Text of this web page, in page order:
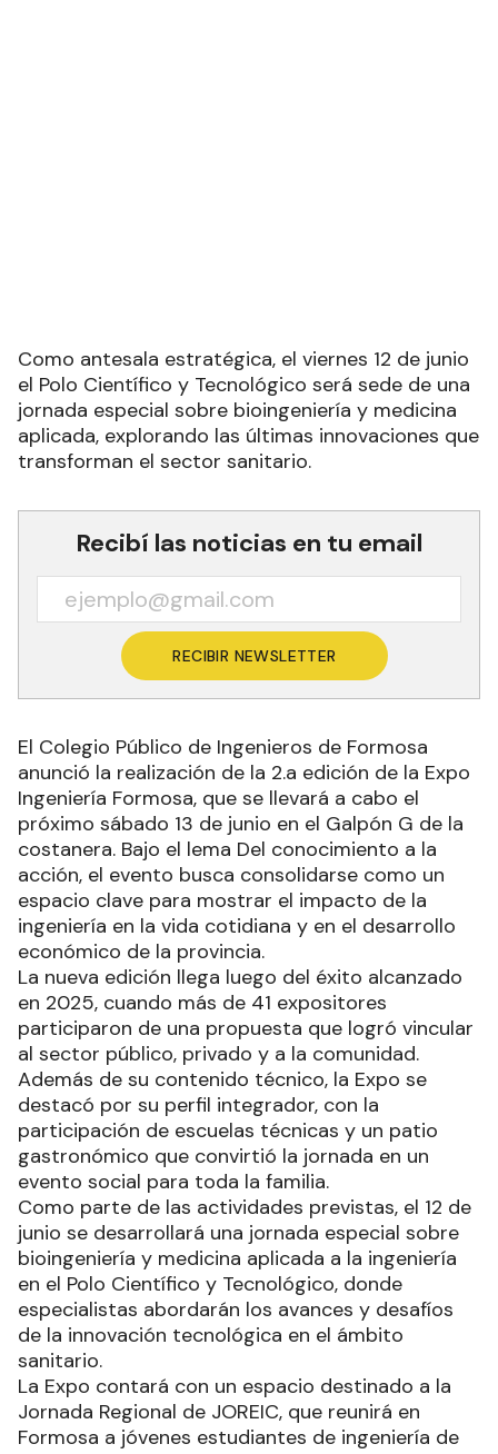
Como antesala estratégica, el viernes 12 de junio
el Polo Científico y Tecnológico será sede de una
jornada especial sobre bioingeniería y medicina
aplicada, explorando las últimas innovaciones que
transforman el sector sanitario.
Recibí las noticias en tu email
RECIBIR NEWSLETTER
El Colegio Público de Ingenieros de Formosa
anunció la realización de la 2.a edición de la Expo
Ingeniería Formosa, que se llevará a cabo el
próximo sábado 13 de junio en el Galpón G de la
costanera. Bajo el lema Del conocimiento a la
acción, el evento busca consolidarse como un
espacio clave para mostrar el impacto de la
ingeniería en la vida cotidiana y en el desarrollo
económico de la provincia.
La nueva edición llega luego del éxito alcanzado
en 2025, cuando más de 41 expositores
participaron de una propuesta que logró vincular
al sector público, privado y a la comunidad.
Además de su contenido técnico, la Expo se
destacó por su perfil integrador, con la
participación de escuelas técnicas y un patio
gastronómico que convirtió la jornada en un
evento social para toda la familia.
Como parte de las actividades previstas, el 12 de
junio se desarrollará una jornada especial sobre
bioingeniería y medicina aplicada a la ingeniería
en el Polo Científico y Tecnológico, donde
especialistas abordarán los avances y desafíos
de la innovación tecnológica en el ámbito
sanitario.
La Expo contará con un espacio destinado a la
Jornada Regional de JOREIC, que reunirá en
Formosa a jóvenes estudiantes de ingeniería de